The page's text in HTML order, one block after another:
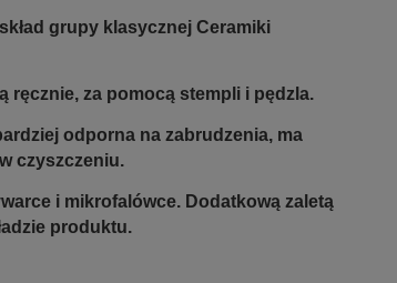
grupy klasycznej Ceramiki
ręcznie, za pomocą stempli i pędzla.
odporna na zabrudzenia, ma
czyszczeniu.
i mikrofalówce. Dodatkową zaletą
produktu.